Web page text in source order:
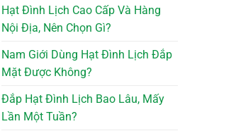
Hạt Đình Lịch Cao Cấp Và Hàng
Nội Địa, Nên Chọn Gì?
Nam Giới Dùng Hạt Đình Lịch Đắp
Mặt Được Không?
Đắp Hạt Đình Lịch Bao Lâu, Mấy
Lần Một Tuần?